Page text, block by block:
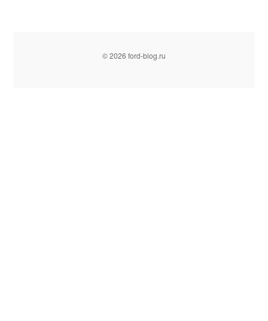
© 2026 ford-blog.ru